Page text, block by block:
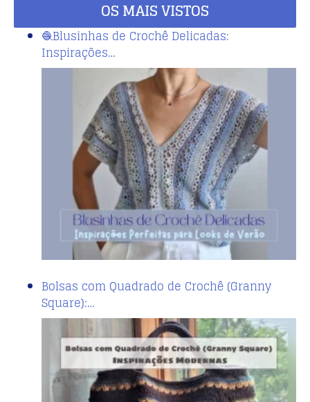
OS MAIS VISTOS
🧶Blusinhas de Crochê Delicadas:
Inspirações…
Bolsas com Quadrado de Crochê (Granny
Square):…